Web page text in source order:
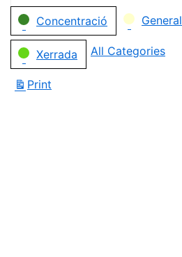
Categories
Concentració General
Xerrada All Categories
Print